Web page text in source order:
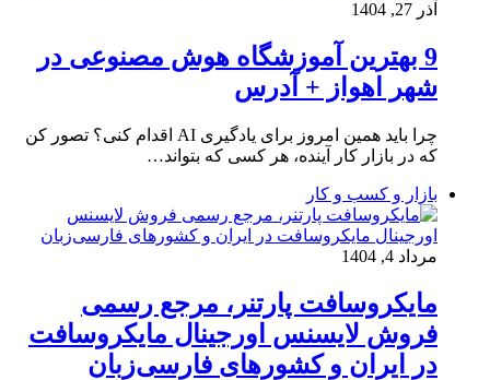
آذر 27, 1404
9 بهترین آموزشگاه هوش مصنوعی در
شهر اهواز + آدرس
چرا باید همین امروز برای یادگیری AI اقدام کنی؟ تصور کن
که در بازار کار آینده، هر کسی که بتواند…
بازار و کسب و کار
مرداد 4, 1404
مایکروسافت پارتنر، مرجع رسمی
فروش لایسنس اورجینال مایکروسافت
در ایران و کشورهای فارسی‌زبان